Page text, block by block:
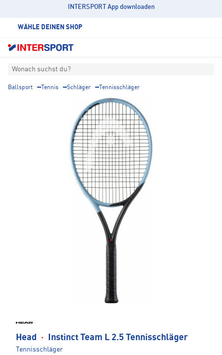
INTERSPORT App downloaden
WÄHLE DEINEN SHOP
Wonach suchst du?
Ballsport Tennis Schläger Tennisschläger
Head · Instinct Team L 2.5 Tennisschläger
Tennisschläger